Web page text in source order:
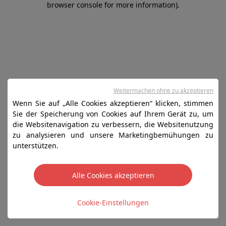
browser console for more information).
Wenn Sie auf „Alle Cookies akzeptieren“ klicken, stimmen
Sie der Speicherung von Cookies auf Ihrem Gerät zu, um
die Websitenavigation zu verbessern, die Websitenutzung
zu analysieren und unsere Marketingbemühungen zu
unterstützen.
Alle Cookies akzeptieren
Cookie-Einstellungen
Weitermachen ohne zu akzeptieren